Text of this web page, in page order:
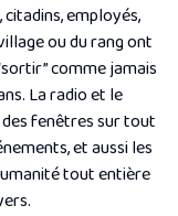
employés,
ou du rang ont
comme jamais
La radio et le
fenêtres sur tout
et aussi les
tout entière